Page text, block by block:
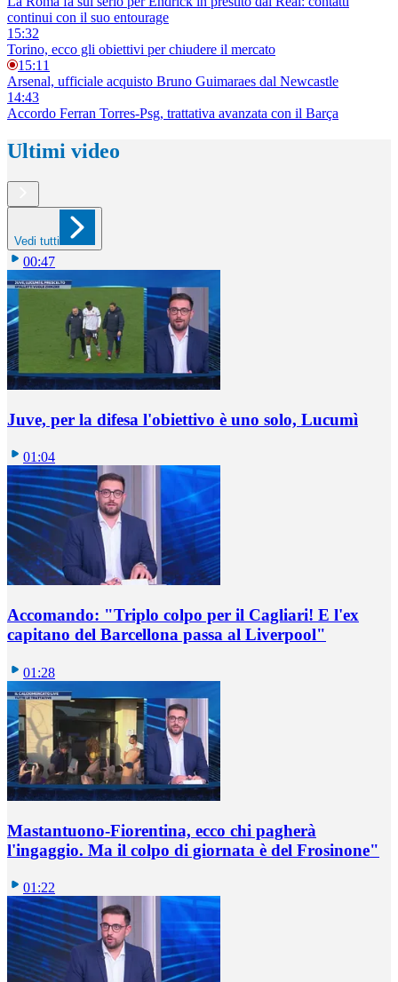
continui con il suo entourage
15:32
Torino, ecco gli obiettivi per chiudere il mercato
15:11
Arsenal, ufficiale acquisto Bruno Guimaraes dal Newcastle
14:43
Accordo Ferran Torres-Psg, trattativa avanzata con il Barça
Ultimi video
Vedi tutti
00:47
Juve, per la difesa l'obiettivo è uno solo, Lucumì
01:04
Accomando: "Triplo colpo per il Cagliari! E l'ex
capitano del Barcellona passa al Liverpool"
01:28
Mastantuono-Fiorentina, ecco chi pagherà
l'ingaggio. Ma il colpo di giornata è del Frosinone"
01:22